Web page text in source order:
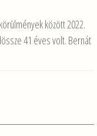
között 2022.
41 éves volt. Bernát